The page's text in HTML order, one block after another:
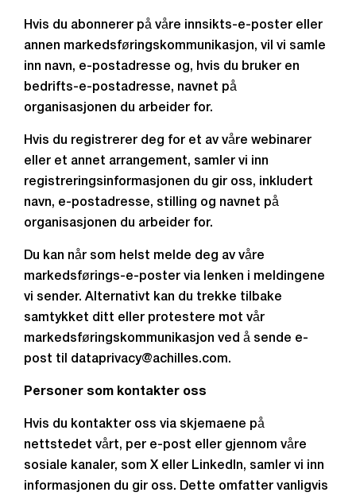
Hvis du abonnerer på våre innsikts-e-poster eller
annen markedsføringskommunikasjon, vil vi samle
inn navn, e-postadresse og, hvis du bruker en
bedrifts-e-postadresse, navnet på
organisasjonen du arbeider for.
Hvis du registrerer deg for et av våre webinarer
eller et annet arrangement, samler vi inn
registreringsinformasjonen du gir oss, inkludert
navn, e-postadresse, stilling og navnet på
organisasjonen du arbeider for.
Du kan når som helst melde deg av våre
markedsførings-e-poster via lenken i meldingene
vi sender. Alternativt kan du trekke tilbake
samtykket ditt eller protestere mot vår
markedsføringskommunikasjon ved å sende e-
post til dataprivacy@achilles.com.
Personer som kontakter oss
Hvis du kontakter oss via skjemaene på
nettstedet vårt, per e-post eller gjennom våre
sosiale kanaler, som X eller LinkedIn, samler vi inn
informasjonen du gir oss. Dette omfatter vanligvis